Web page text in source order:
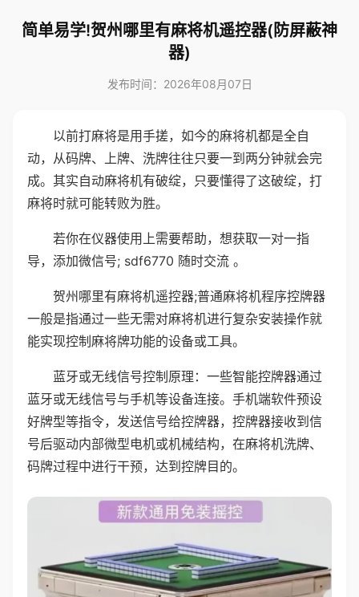
简单易学!贺州哪里有麻将机遥控器(防屏蔽神
器)
发布时间：2026年08月07日
以前打麻将是用手搓，如今的麻将机都是全自
动，从码牌、上牌、洗牌往往只要一到两分钟就会完
成。其实自动麻将机有破绽，只要懂得了这破绽，打
麻将时就可能转败为胜。
若你在仪器使用上需要帮助，想获取一对一指
导，添加微信号; sdf6770 随时交流 。
贺州哪里有麻将机遥控器;普通麻将机程序控牌器
一般是指通过一些无需对麻将机进行复杂安装操作就
能实现控制麻将牌功能的设备或工具。
蓝牙或无线信号控制原理：一些智能控牌器通过
蓝牙或无线信号与手机等设备连接。手机端软件预设
好牌型等指令，发送信号给控牌器，控牌器接收到信
号后驱动内部微型电机或机械结构，在麻将机洗牌、
码牌过程中进行干预，达到控牌目的。